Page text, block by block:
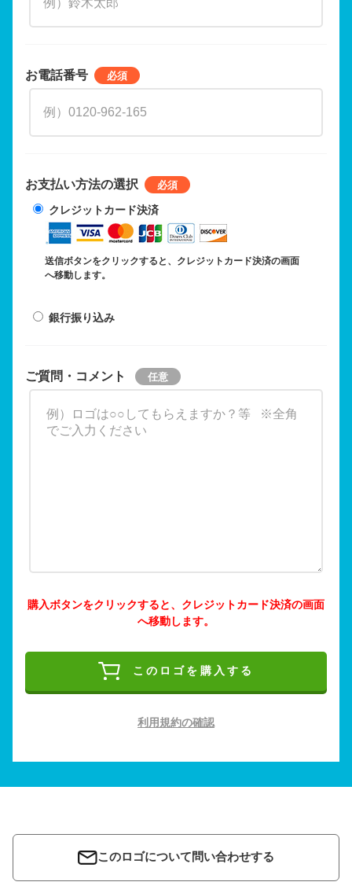
お電話番号
お支払い方法の選択
クレジットカード決済
送信ボタンをクリックすると、クレジットカード決済の画面
へ移動します。
銀行振り込み
ご質問・コメント
購入ボタンをクリックすると、クレジットカード決済の画面
へ移動します。
このロゴを購入する
利用規約の確認
このロゴについて問い合わせする